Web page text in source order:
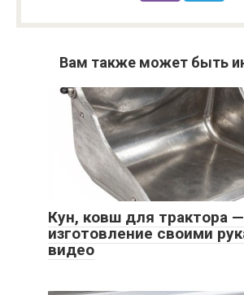
Вам также может быть
Кун, ковш для трактора
изготовление своими
видео